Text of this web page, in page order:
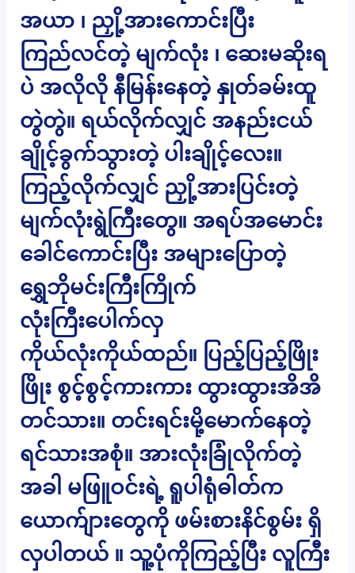
အယာ ၊ ညှို့အားကောင်းပြီး
ကြည်လင်တဲ့ မျက်လုံး ၊ ဆေးမဆိုးရ
ပဲ အလိုလို နီမြန်းနေတဲ့ နှုတ်ခမ်းထူ
တွဲတွဲ။ ရယ်လိုက်လျှင် အနည်းငယ်
ချိုင့်ခွက်သွားတဲ့ ပါးချိုင့်လေး။
ကြည့်လိုက်လျှင် ညှို့အားပြင်းတဲ့
မျက်လုံးရွဲကြီးတွေ။ အရပ်အမောင်း
ခေါင်ကောင်းပြီး အများပြောတဲ့
ရွှေဘိုမင်းကြီးကြိုက်
လုံးကြီးပေါက်လှ
ကိုယ်လုံးကိုယ်ထည်။ ပြည့်ပြည့်ဖြိုး
ဖြိုး စွင့်စွင့်ကားကား ထွားထွားအိအိ
တင်သား။ တင်းရင်းမို့မောက်နေတဲ့
ရင်သားအစုံ။ အားလုံးခြုံလိုက်တဲ့
အခါ မဖြူဝင်းရဲ့ ရူပါရုံဓါတ်က
ယောက်ျားတွေကို ဖမ်းစားနိင်စွမ်း ရှိ
လှပါတယ် ။ သူ့ပုံကိုကြည့်ပြီး လူကြီး